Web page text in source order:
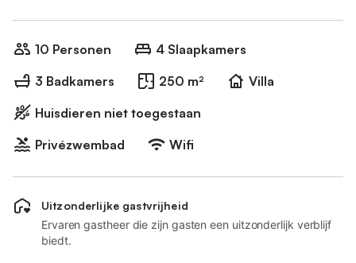
10 Personen
4 Slaapkamers
3 Badkamers
250 m²
Villa
Huisdieren niet toegestaan
Privézwembad
Wifi
Uitzonderlijke gastvrijheid
Ervaren gastheer die zijn gasten een uitzonderlijk verblijf
biedt.